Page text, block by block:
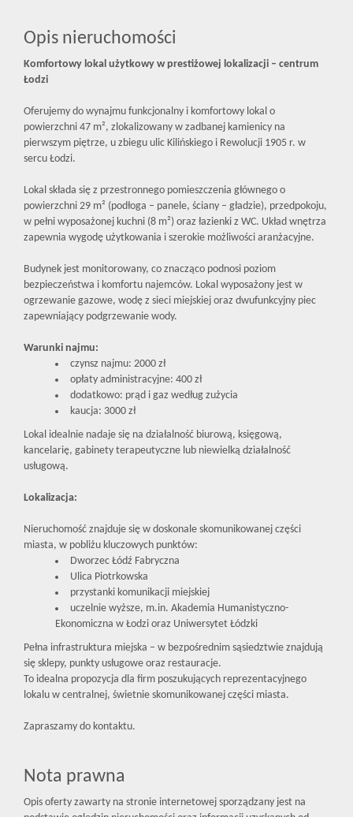
Opis nieruchomości
Komfortowy lokal użytkowy w prestiżowej lokalizacji – centrum
Łodzi
Oferujemy do wynajmu funkcjonalny i komfortowy lokal o
powierzchni 47 m², zlokalizowany w zadbanej kamienicy na
pierwszym piętrze, u zbiegu ulic Kilińskiego i Rewolucji 1905 r. w
sercu Łodzi.
Lokal składa się z przestronnego pomieszczenia głównego o
powierzchni 29 m² (podłoga – panele, ściany – gładzie), przedpokoju,
w pełni wyposażonej kuchni (8 m²) oraz łazienki z WC. Układ wnętrza
zapewnia wygodę użytkowania i szerokie możliwości aranżacyjne.
Budynek jest monitorowany, co znacząco podnosi poziom
bezpieczeństwa i komfortu najemców. Lokal wyposażony jest w
ogrzewanie gazowe, wodę z sieci miejskiej oraz dwufunkcyjny piec
zapewniający podgrzewanie wody.
Warunki najmu:
czynsz najmu: 2000 zł
opłaty administracyjne: 400 zł
dodatkowo: prąd i gaz według zużycia
kaucja: 3000 zł
Lokal idealnie nadaje się na działalność biurową, księgową,
kancelarię, gabinety terapeutyczne lub niewielką działalność
usługową.
Lokalizacja:
Nieruchomość znajduje się w doskonale skomunikowanej części
miasta, w pobliżu kluczowych punktów:
Dworzec Łódź Fabryczna
Ulica Piotrkowska
przystanki komunikacji miejskiej
uczelnie wyższe, m.in. Akademia Humanistyczno-
Ekonomiczna w Łodzi oraz Uniwersytet Łódzki
Pełna infrastruktura miejska – w bezpośrednim sąsiedztwie znajdują
się sklepy, punkty usługowe oraz restauracje.
To idealna propozycja dla firm poszukujących reprezentacyjnego
lokalu w centralnej, świetnie skomunikowanej części miasta.
Zapraszamy do kontaktu.
Nota prawna
Opis oferty zawarty na stronie internetowej sporządzany jest na